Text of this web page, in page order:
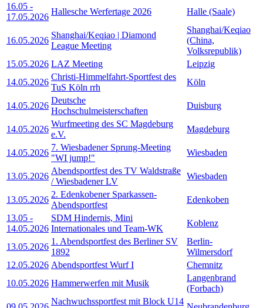
16.05 -
17.05.2026
Hallesche Werfertage 2026 Halle (Saale)
16.05.2026
Shanghai/Keqiao | Diamond
League Meeting
Shanghai/Keqiao
(China,
Volksrepublik)
15.05.2026 LAZ Meeting
Leipzig
14.05.2026
Christi-Himmelfahrt-Sportfest des
TuS Köln rrh
Köln
14.05.2026
Deutsche
Hochschulmeisterschaften
Duisburg
14.05.2026
Wurfmeeting des SC Magdeburg
e.V.
Magdeburg
14.05.2026
7. Wiesbadener Sprung-Meeting
"WI jump!"
Wiesbaden
13.05.2026
Abendsportfest des TV Waldstraße
/ Wiesbadener LV
Wiesbaden
13.05.2026
2. Edenkobener Sparkassen-
Abendsportfest
Edenkoben
13.05 -
14.05.2026
SDM Hindernis, Mini
Internationales und Team-WK
Koblenz
13.05.2026
1. Abendsportfest des Berliner SV
1892
Berlin-
Wilmersdorf
12.05.2026 Abendsportfest Wurf I
Chemnitz
10.05.2026 Hammerwerfen mit Musik
Langenbrand
(Forbach)
Nachwuchssportfest mit Block U14